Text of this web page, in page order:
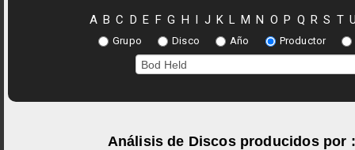
A B C D E F G H I J K L M N O P Q R S T
Grupo Disco Año Productor
Análisis de Discos producidos por